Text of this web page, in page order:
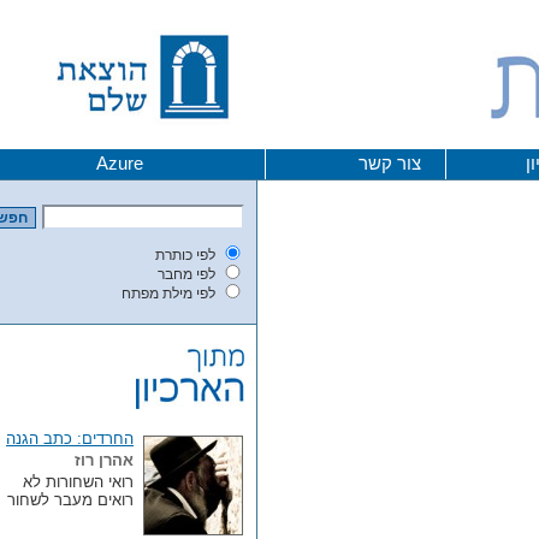
צור קשר Azure
לפי כותרת
לפי מחבר
לפי מילת מפתח
החרדים: כתב הגנה
אהרן רוז
רואי השחורות לא
רואים מעבר לשחור